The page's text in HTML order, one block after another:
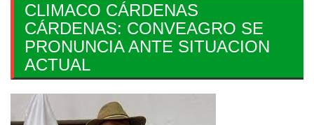
CLIMACO CÁRDENAS
CÁRDENAS: CONVEAGRO SE
PRONUNCIA ANTE SITUACION
ACTUAL